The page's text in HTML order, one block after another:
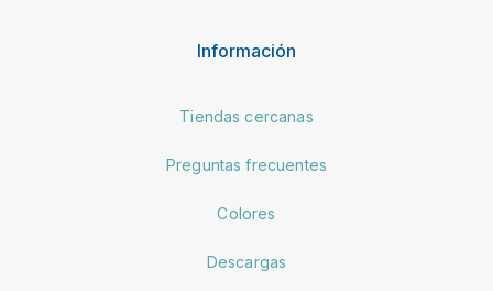
Información
Tiendas cercanas
Preguntas frecuentes
Colores
Descargas